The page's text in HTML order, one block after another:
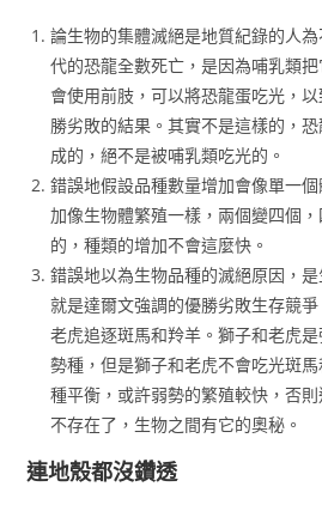
論生物的集體滅絕是地質紀錄的人
代的恐龍全數死亡，是因為哺乳類
會使用前肢，可以將恐龍蛋吃光，
勝劣敗的結果。其實不是這樣的，
成的，絕不是被哺乳類吃光的。
錯誤地假設品種數量增加會像單一
加像生物體繁殖一樣，兩個變四個
的，種類的增加不會這麼快。
錯誤地以為生物品種的滅絕原因，
就是達爾文強調的優勝劣敗生存競
老虎追逐斑馬和羚羊。獅子和老虎
勢種，但是獅子和老虎不會吃光斑
種平衡，或許弱勢的繁殖較快，否
不存在了，生物之間有它的奧秘。
連地殼都沒鑽透